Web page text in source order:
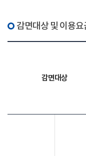
감면대상 및 이용요
감면대상